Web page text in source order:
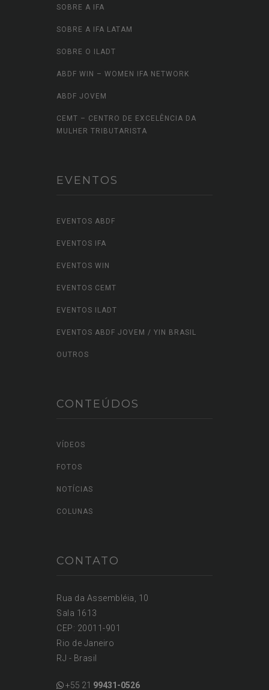
SOBRE A IFA
SOBRE A IFA LATAM
SOBRE O ILADT
ABDF WIN – WOMEN IFA NETWORK
ABDF JOVEM
CEMT – CENTRO DE EXCELÊNCIA DA
MULHER TRIBUTARISTA
EVENTOS
EVENTOS ABDF
EVENTOS IFA
EVENTOS WIN
EVENTOS CEMT
EVENTOS ILADT
EVENTOS ABDF JOVEM / YIN BRASIL
OUTROS
CONTEÚDOS
VÍDEOS
FOTOS
NOTÍCIAS
COLUNAS
CONTATO
Rua da Assembléia, 10
Sala 1613
CEP: 20011-901
Rio de Janeiro
RJ - Brasil
+55 21 99431-0526